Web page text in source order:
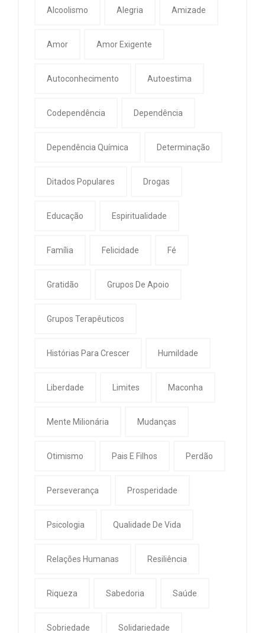
Alcoolismo Alegria Amizade
Amor Amor Exigente
Autoconhecimento Autoestima
Codependência Dependência
Dependência Química Determinação
Ditados Populares Drogas
Educação Espiritualidade
Família Felicidade Fé
Gratidão Grupos De Apoio
Grupos Terapêuticos
Histórias Para Crescer Humildade
Liberdade Limites Maconha
Mente Milionária Mudanças
Otimismo Pais E Filhos Perdão
Perseverança Prosperidade
Psicologia Qualidade De Vida
Relações Humanas Resiliência
Riqueza Sabedoria Saúde
Sobriedade Solidariedade